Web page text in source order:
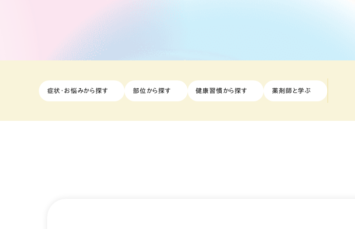
症状・お悩みから探す 部位から探す 健康習慣から探す 薬剤師と学ぶ